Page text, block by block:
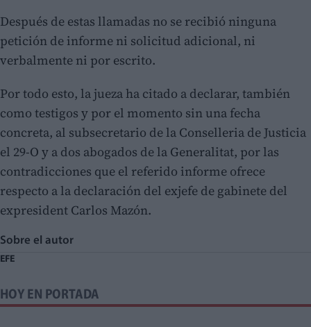
Después de estas llamadas no se recibió ninguna
petición de informe ni solicitud adicional, ni
verbalmente ni por escrito.
Por todo esto, la jueza ha citado a declarar, también
como testigos y por el momento sin una fecha
concreta, al subsecretario de la Conselleria de Justicia
el 29-O y a dos abogados de la Generalitat, por las
contradicciones que el referido informe ofrece
respecto a la declaración del exjefe de gabinete del
expresident Carlos Mazón.
Sobre el autor
EFE
HOY EN PORTADA